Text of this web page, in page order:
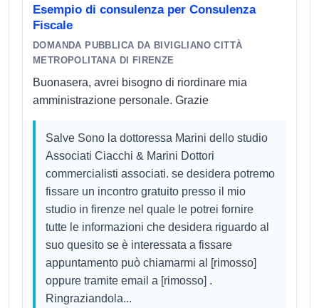
Esempio di consulenza per Consulenza
Fiscale
DOMANDA PUBBLICA DA BIVIGLIANO CITTÀ
METROPOLITANA DI FIRENZE
Buonasera, avrei bisogno di riordinare mia
amministrazione personale. Grazie
Salve Sono la dottoressa Marini dello studio
Associati Ciacchi & Marini Dottori
commercialisti associati. se desidera potremo
fissare un incontro gratuito presso il mio
studio in firenze nel quale le potrei fornire
tutte le informazioni che desidera riguardo al
suo quesito se è interessata a fissare
appuntamento può chiamarmi al [rimosso]
oppure tramite email a [rimosso] .
Ringraziandola...